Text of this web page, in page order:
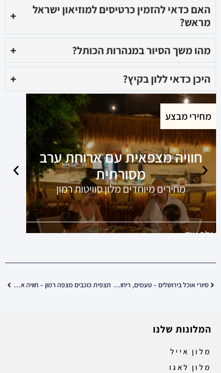
האם כדאי להזמין כרטיסים למוזיאון ישראל
מראש?
+
מהו משך הסיור במנהרות הכותל? +
היכן כדאי ללון בקיץ? +
מחירי מבצע
חוויה מצפאית עם ארוחת ערב
מסורתית
מחירים מיוחדים מלון סוויטות רמון
גלה עוד
סיורי אוכל בירושלים – טעמים, ריחות וסיפורים תצפית כוכבים מצפה רמון – חוויה אסטרונומית בלב המדבר
המלונות שלנו
מלון אייל
מלון לאגו